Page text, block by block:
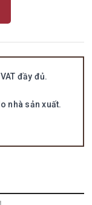
đầy đủ.
nhà sản xuất.